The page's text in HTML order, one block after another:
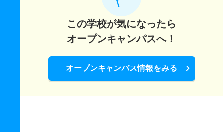
この学校が気になったら
オープンキャンパスへ！
オープンキャンパス情報をみる